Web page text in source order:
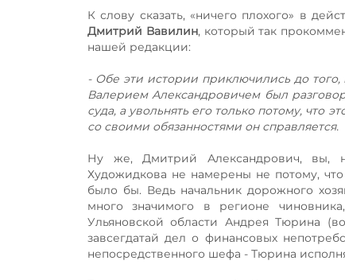
К слову сказать, «ничего плохого» в
Дмитрий Вавилин, который так
нашей редакции:
- Обе эти истории приключились до того,
Валерием Александровичем был
суда, а увольнять его только потому, что
со своими обязанностями он справляется.
Ну же, Дмитрий Александрович, вы,
Художидкова не намерены не потому, что
было бы. Ведь начальник дорожного
много значимого в регионе
Ульяновской области Андрея Тюрина
завсегдатай дел о финансовых
непосредственного шефа - Тюрина